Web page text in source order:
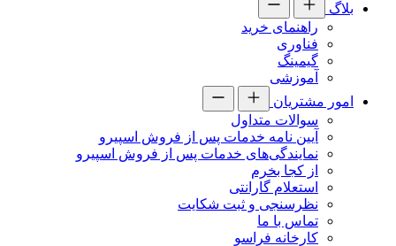
بلاگ
راهنمای خرید
فناوری
گیمینگ
آموزشی
امور مشتریان
سوالات متداول
آیین نامه خدمات پس از فروش اسپیرو
نمایندگی‌های خدمات پس از فروش اسپیرو
از کجا بخرم
استعلام گارانتی
نظرسنجی و ثبت شکایت
تماس با ما
کارخانه فراسو